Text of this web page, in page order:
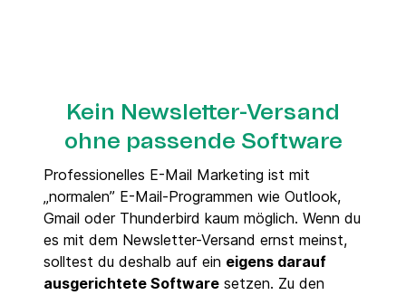
Kein Newsletter-Versand
ohne passende Software
Professionelles E-Mail Marketing ist mit
„normalen” E-Mail-Programmen wie Outlook,
Gmail oder Thunderbird kaum möglich. Wenn du
es mit dem Newsletter-Versand ernst meinst,
solltest du deshalb auf ein eigens darauf
ausgerichtete Software setzen. Zu den